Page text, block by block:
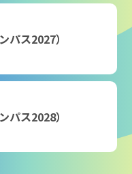
パス2027）
パス2028）